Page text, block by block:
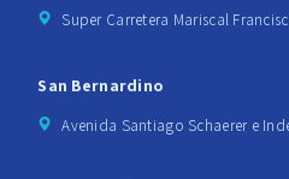
Super Carretera Mariscal
San Bernardino
Avenida Santiago Schaerer e